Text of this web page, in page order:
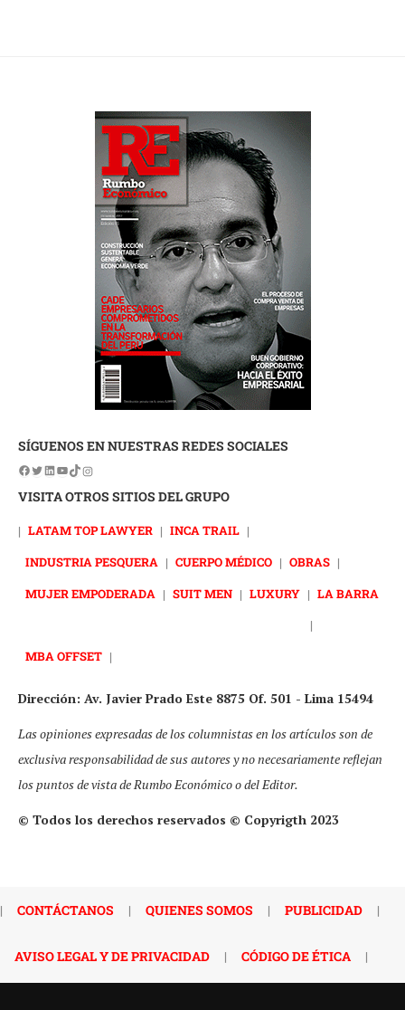
SÍGUENOS EN NUESTRAS REDES SOCIALES
VISITA OTROS SITIOS DEL GRUPO
| LATAM TOP LAWYER | INCA TRAIL |
INDUSTRIA PESQUERA | CUERPO MÉDICO | OBRAS |
MUJER EMPODERADA | SUIT MEN | LUXURY | LA BARRA
|
MBA OFFSET |
Dirección: Av. Javier Prado Este 8875 Of. 501 - Lima 15494
Las opiniones expresadas de los columnistas en los artículos son de
exclusiva responsabilidad de sus autores y no necesariamente reflejan
los puntos de vista de Rumbo Económico o del Editor.
© Todos los derechos reservados © Copyrigth 2023
| CONTÁCTANOS | QUIENES SOMOS | PUBLICIDAD |
AVISO LEGAL Y DE PRIVACIDAD | CÓDIGO DE ÉTICA |